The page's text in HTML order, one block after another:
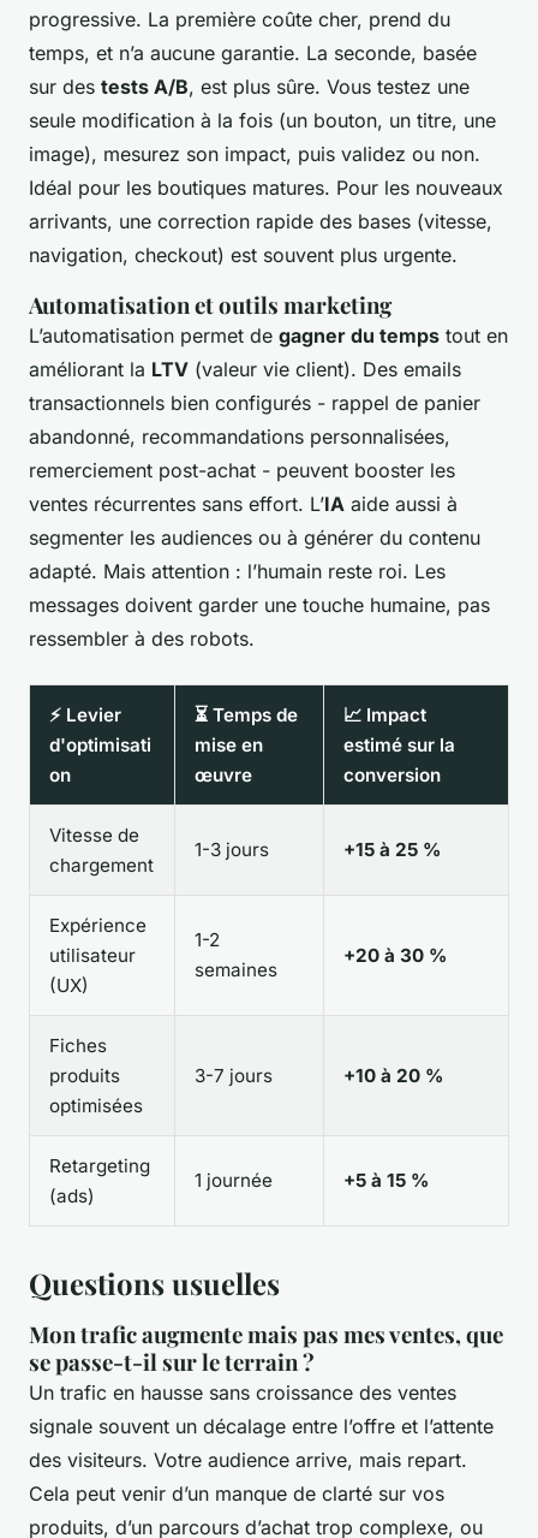
progressive. La première coûte cher, prend du
temps, et n’a aucune garantie. La seconde, basée
sur des tests A/B, est plus sûre. Vous testez une
seule modification à la fois (un bouton, un titre, une
image), mesurez son impact, puis validez ou non.
Idéal pour les boutiques matures. Pour les nouveaux
arrivants, une correction rapide des bases (vitesse,
navigation, checkout) est souvent plus urgente.
Automatisation et outils marketing
L’automatisation permet de gagner du temps tout en
améliorant la LTV (valeur vie client). Des emails
transactionnels bien configurés - rappel de panier
abandonné, recommandations personnalisées,
remerciement post-achat - peuvent booster les
ventes récurrentes sans effort. L’IA aide aussi à
segmenter les audiences ou à générer du contenu
adapté. Mais attention : l’humain reste roi. Les
messages doivent garder une touche humaine, pas
ressembler à des robots.
⚡ Levier
d'optimisati
on
⏳ Temps de
mise en
œuvre
📈 Impact
estimé sur la
conversion
Vitesse de
chargement
1-3 jours +15 à 25 %
Expérience
utilisateur
(UX)
1-2
semaines
+20 à 30 %
Fiches
produits
optimisées
3-7 jours +10 à 20 %
Retargeting
(ads)
1 journée +5 à 15 %
Questions usuelles
Mon trafic augmente mais pas mes ventes, que
se passe-t-il sur le terrain ?
Un trafic en hausse sans croissance des ventes
signale souvent un décalage entre l’offre et l’attente
des visiteurs. Votre audience arrive, mais repart.
Cela peut venir d’un manque de clarté sur vos
produits, d’un parcours d’achat trop complexe, ou